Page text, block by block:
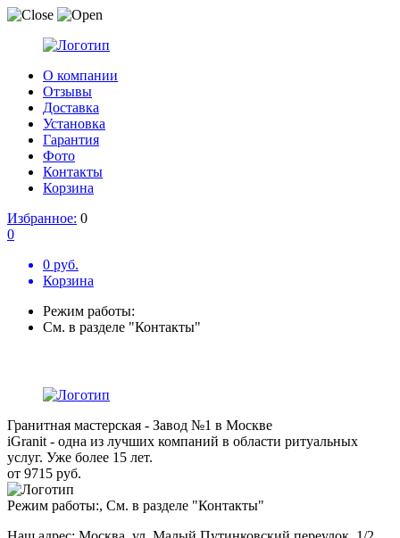
О компании
Отзывы
Доставка
Установка
Гарантия
Фото
Контакты
Корзина
Избранное: 0
0
0 руб.
Корзина
Режим работы:
См. в разделе "Контакты"
Гранитная мастерская - Завод №1 в Москве
iGranit - одна из лучших компаний в области ритуальных
услуг. Уже более 15 лет.
от 9715 руб.
Режим работы:, См. в разделе "Контакты"